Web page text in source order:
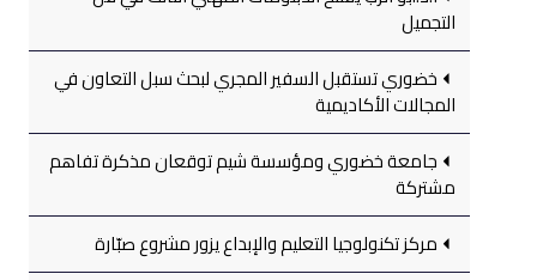
التجميل
خضوري تستقبل السفير المجري لبحث سبل التعاون في
المجالات الأكاديمية
جامعة خضوري ومؤسسة شيم توقعان مذكرة تفاهم
مشتركة
مركز تكنولوجيا التعليم والإبداع يزور مشروع صبّارة